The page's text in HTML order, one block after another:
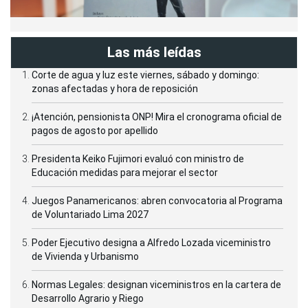
Las más leídas
Corte de agua y luz este viernes, sábado y domingo:
zonas afectadas y hora de reposición
¡Atención, pensionista ONP! Mira el cronograma oficial de
pagos de agosto por apellido
Presidenta Keiko Fujimori evaluó con ministro de
Educación medidas para mejorar el sector
Juegos Panamericanos: abren convocatoria al Programa
de Voluntariado Lima 2027
Poder Ejecutivo designa a Alfredo Lozada viceministro
de Vivienda y Urbanismo
Normas Legales: designan viceministros en la cartera de
Desarrollo Agrario y Riego